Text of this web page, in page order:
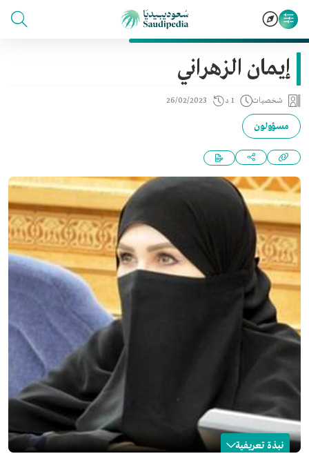
إيمان الزهراني
شخصيات 1 د 26/02/2023
مسؤولون
نبذة تعريفية